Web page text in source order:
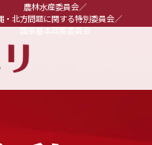
農林水産委員会／
・北方問題に関する特別委員会／
国家基本政策委員会